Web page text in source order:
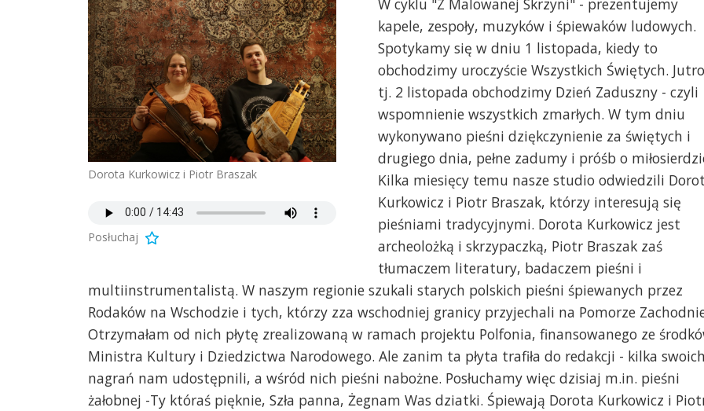
Dorota Kurkowicz i Piotr Braszak
Posłuchaj
kapele, zespoły, muzyków i śpiewaków ludowych.
Spotykamy się w dniu 1 listopada, kiedy to
obchodzimy uroczyście Wszystkich Świętych. Jutro
tj. 2 listopada obchodzimy Dzień Zaduszny - czyli
wspomnienie wszystkich zmarłych. W tym dniu
wykonywano pieśni dziękczynienie za świętych i
drugiego dnia, pełne zadumy i próśb o
Kilka miesięcy temu nasze studio odwiedzili
Kurkowicz i Piotr Braszak, którzy interesują się
pieśniami tradycyjnymi. Dorota Kurkowicz jest
archeolożką i skrzypaczką, Piotr Braszak zaś
tłumaczem literatury, badaczem pieśni i
multiinstrumentalistą. W naszym regionie szukali starych polskich pieśni śpiewanych przez
Rodaków na Wschodzie i tych, którzy zza wschodniej granicy przyjechali na Pomorze
Otrzymałam od nich płytę zrealizowaną w ramach projektu Polfonia, finansowanego ze
Ministra Kultury i Dziedzictwa Narodowego. Ale zanim ta płyta trafiła do redakcji - kilka swoich
nagrań nam udostępnili, a wśród nich pieśni nabożne. Posłuchamy więc dzisiaj m.in. pieśni
żałobnej -Ty któraś pięknie, Szła panna, Żegnam Was dziatki. Śpiewają Dorota Kurkowicz i